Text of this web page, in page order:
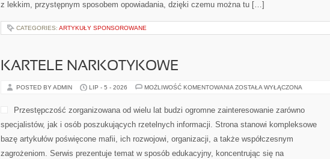
z lekkim, przystępnym sposobem opowiadania, dzięki czemu można tu […]
CATEGORIES: ARTYKUŁY SPONSOROWANE
KARTELE NARKOTYKOWE
POSTED BY ADMIN LIP - 5 - 2026 MOŻLIWOŚĆ KOMENTOWANIA KARTELE
ZOSTAŁA WYŁĄCZONA
Przestępczość zorganizowana od wielu lat budzi ogromne zainteresowanie zarówno
specjalistów, jak i osób poszukujących rzetelnych informacji. Strona stanowi kompleksowe
bazę artykułów poświęcone mafii, ich rozwojowi, organizacji, a także współczesnym
zagrożeniom. Serwis prezentuje temat w sposób edukacyjny, koncentrując się na